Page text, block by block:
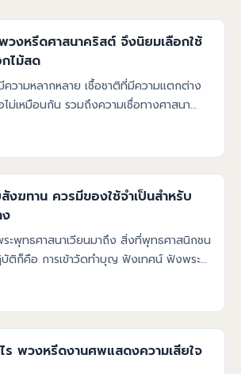
วงหรีดศาสนาคริสต์ จึงนิยมเลือกใช้
ไม้สด
วามหลากหลาย เชื้อชาติที่มีความแตกต่าง
ไม่เหมือนกัน รวมถึงความเชื่อทางศาสนา
งฆทาน ควรมีของใช้จำเป็นสำหรับ
ะพุทธศาสนาเวียนมาถึง สิ่งที่พุทธศาสนิกชน
ติก็คือ การเข้าวัดทำบุญ ฟังเทศน์ ฟังพระ
พวงหรีดงานศพแสดงความเสียใจ